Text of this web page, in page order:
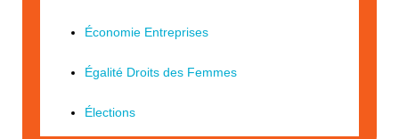
Économie Entreprises
Égalité Droits des Femmes
Élections